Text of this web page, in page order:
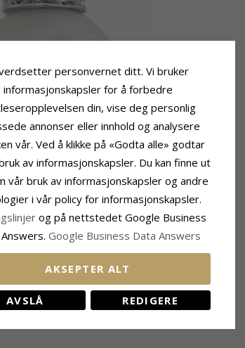
Perle
Farge:Hvit
Perle:Ferskvannsperle
personvernet ditt. Vi bruker
informasjonskapsler for å forbedre
din, vise deg personlig
annonser eller innhold og analysere
vår. Ved å klikke på «Godta alle» godtar
av informasjonskapsler. Du kan finne ut
vår bruk av informasjonskapsler og andre
i vår policy for informasjonskapsler.
og på nettstedet Google Business
Google Business Data Answers
AKSEPTER ALT
AVSLÅ REDIGERE